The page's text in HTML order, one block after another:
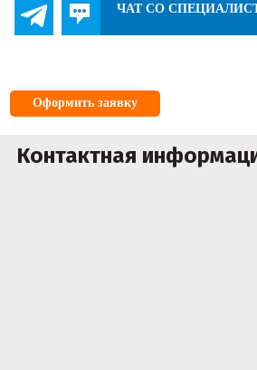
ЧАТ СО
Оформить заявку
Контактная